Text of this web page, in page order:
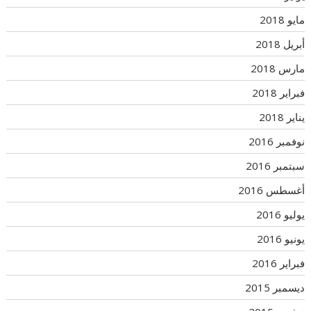
مايو 2018
أبريل 2018
مارس 2018
فبراير 2018
يناير 2018
نوفمبر 2016
سبتمبر 2016
أغسطس 2016
يوليو 2016
يونيو 2016
فبراير 2016
ديسمبر 2015